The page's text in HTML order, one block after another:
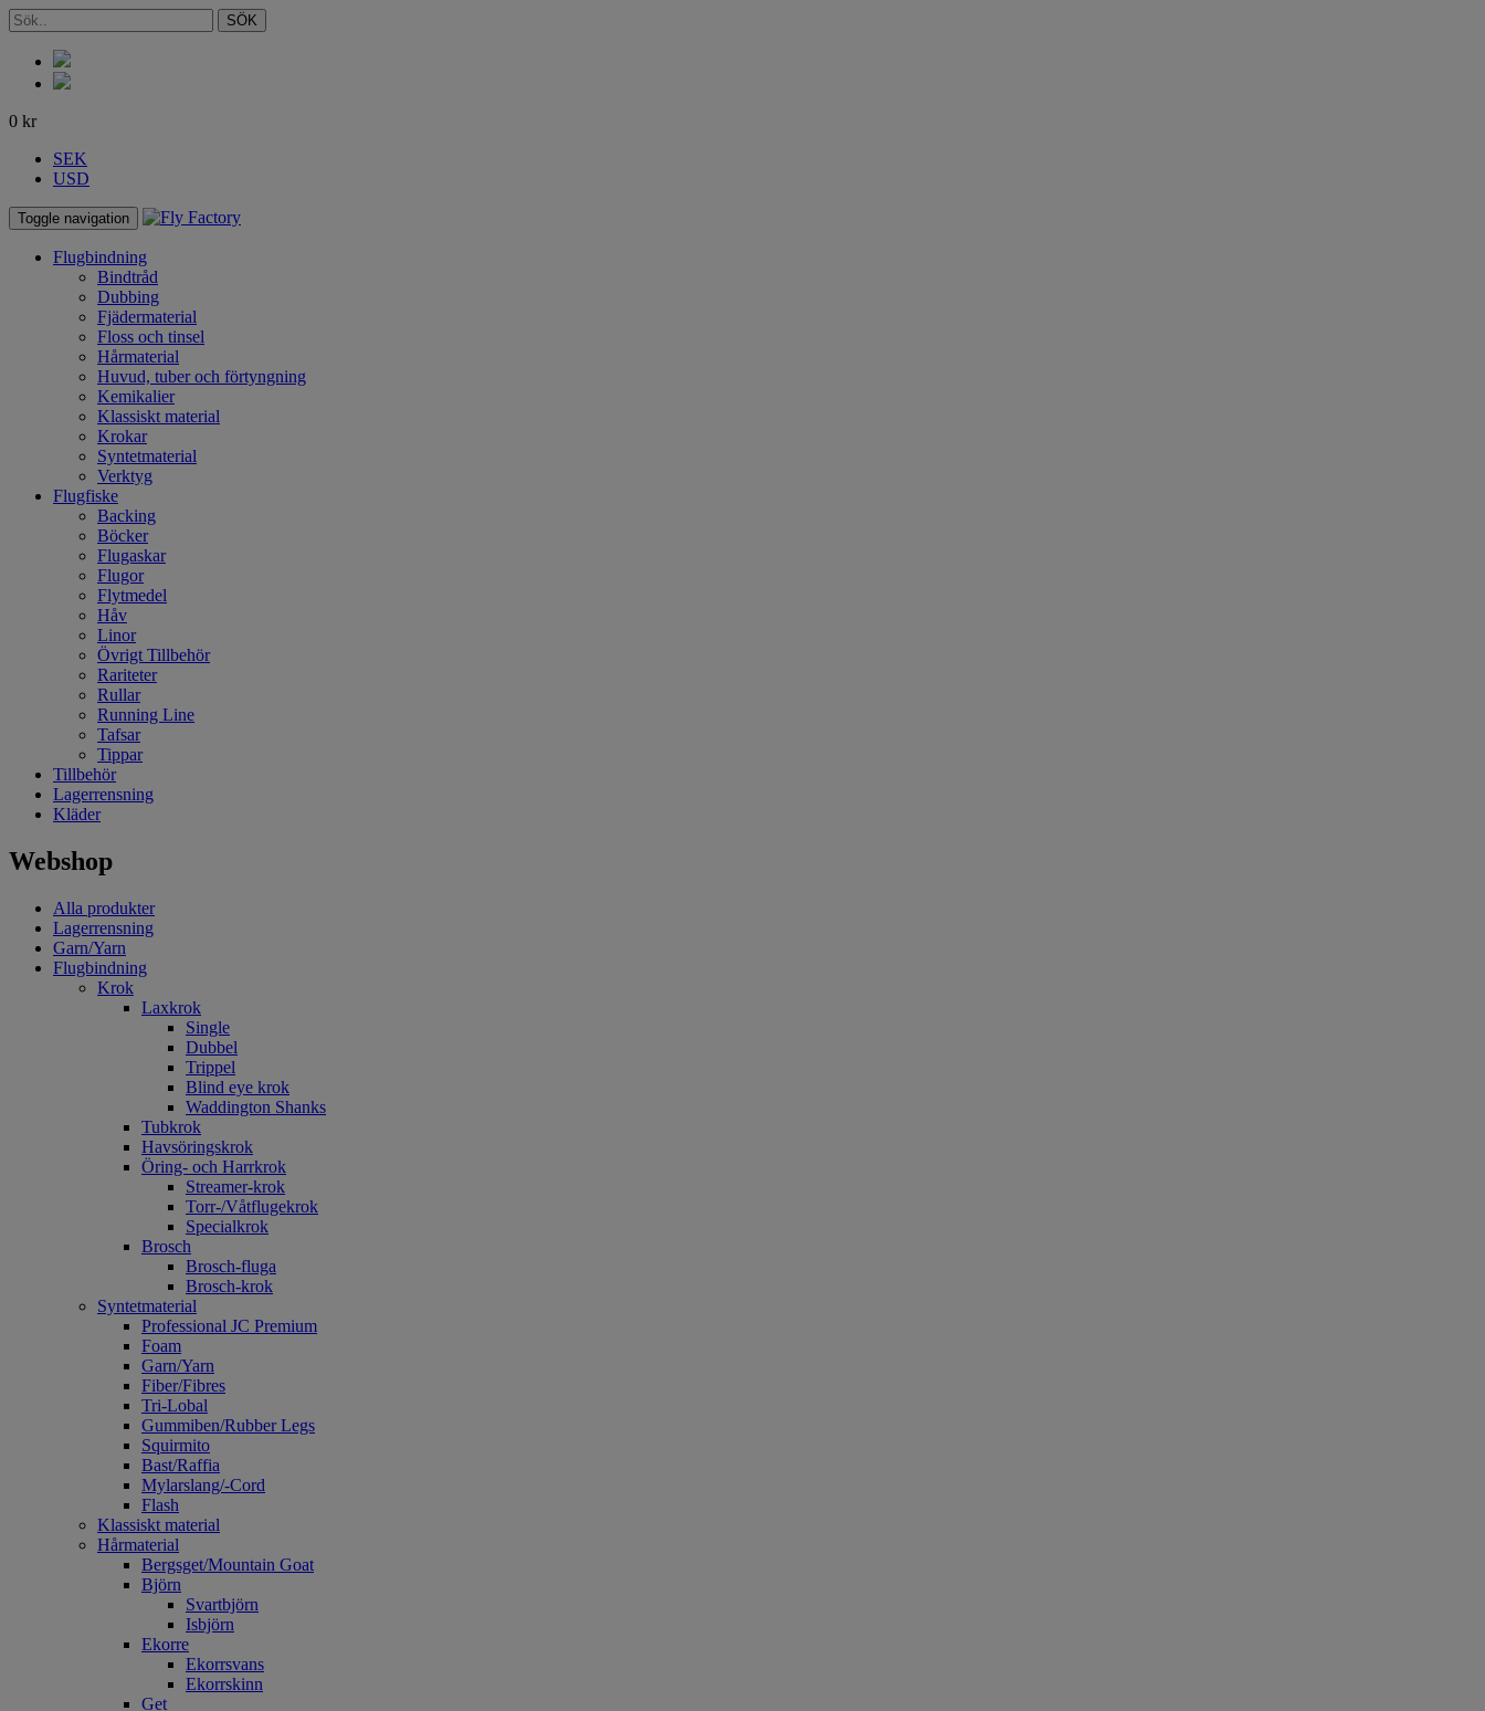
SÖK
0 kr
SEK
USD
Toggle navigation
Flugbindning
Bindtråd
Dubbing
Fjädermaterial
Floss och tinsel
Hårmaterial
Huvud, tuber och förtyngning
Kemikalier
Klassiskt material
Krokar
Syntetmaterial
Verktyg
Flugfiske
Backing
Böcker
Flugaskar
Flugor
Flytmedel
Håv
Linor
Övrigt Tillbehör
Rariteter
Rullar
Running Line
Tafsar
Tippar
Tillbehör
Lagerrensning
Kläder
Webshop
Alla produkter
Lagerrensning
Garn/Yarn
Flugbindning
Krok
Laxkrok
Single
Dubbel
Trippel
Blind eye krok
Waddington Shanks
Tubkrok
Havsöringskrok
Öring- och Harrkrok
Streamer-krok
Torr-/Våtflugekrok
Specialkrok
Brosch
Brosch-fluga
Brosch-krok
Syntetmaterial
Professional JC Premium
Foam
Garn/Yarn
Fiber/Fibres
Tri-Lobal
Gummiben/Rubber Legs
Squirmito
Bast/Raffia
Mylarslang/-Cord
Flash
Klassiskt material
Hårmaterial
Bergsget/Mountain Goat
Björn
Svartbjörn
Isbjörn
Ekorre
Ekorrsvans
Ekorrskinn
Get